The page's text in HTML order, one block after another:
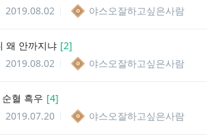
2019.08.02 야스오잘하고싶은사람
왜 안까지냐 [2]
2019.08.02 야스오잘하고싶은사람
혈 흑우 [4]
2019.07.20 야스오잘하고싶은사람